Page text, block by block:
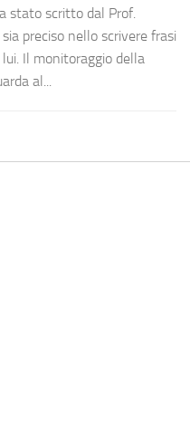
stato scritto dal Prof.
preciso nello scrivere frasi
Il monitoraggio della
al...